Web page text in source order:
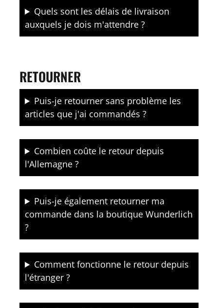
Quels sont les délais de livraison
auxquels je dois m'attendre ?
RETOURNER
Puis-je retourner sans problème les
articles que j'ai commandés ?
Combien coûte le retour depuis
l'Allemagne ?
Puis-je également retourner ma
commande dans la boutique Wunderlich
?
Comment fonctionne le retour depuis
l'étranger ?